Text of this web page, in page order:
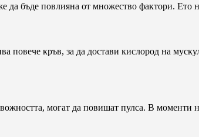
да бъде повлияна от множество фактори. Ето
повече кръв, за да достави кислород на
могат да повишат пулса. В моменти